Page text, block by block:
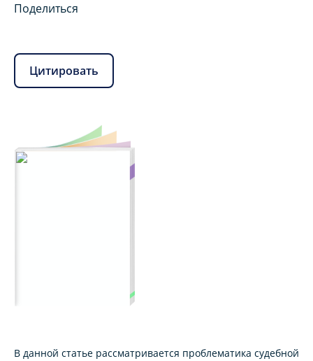
Поделиться
Цитировать
В данной статье рассматривается проблематика судебной